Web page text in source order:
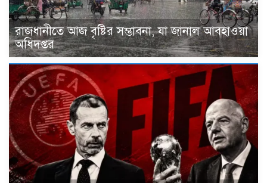
রাজধানীতে আজ বৃষ্টির সম্ভাবনা, যা জানাল আবহাওয়া
অধিদপ্তর